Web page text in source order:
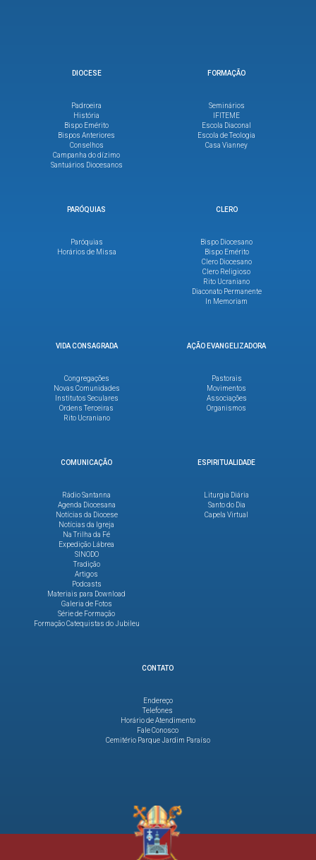
DIOCESE
Padroeira
História
Bispo Emérito
Bispos Anteriores
Conselhos
Campanha do dízimo
Santuários Diocesanos
FORMAÇÃO
Seminários
IFITEME
Escola Diaconal
Escola de Teologia
Casa Vianney
PARÓQUIAS
Paróquias
Horários de Missa
CLERO
Bispo Diocesano
Bispo Emérito
Clero Diocesano
Clero Religioso
Rito Ucraniano
Diaconato Permanente
In Memoriam
VIDA CONSAGRADA
Congregações
Novas Comunidades
Institutos Seculares
Ordens Terceiras
Rito Ucraniano
AÇÃO EVANGELIZADORA
Pastorais
Movimentos
Associações
Organismos
COMUNICAÇÃO
Rádio Santanna
Agenda Diocesana
Notícias da Diocese
Notícias da Igreja
Na Trilha da Fé
Expedição Lábrea
SINODO
Tradição
Artigos
Podcasts
Materiais para Download
Galeria de Fotos
Série de Formação
Formação Catequistas do Jubileu
ESPIRITUALIDADE
Liturgia Diária
Santo do Dia
Capela Virtual
CONTATO
Endereço
Telefones
Horário de Atendimento
Fale Conosco
Cemitério Parque Jardim Paraíso